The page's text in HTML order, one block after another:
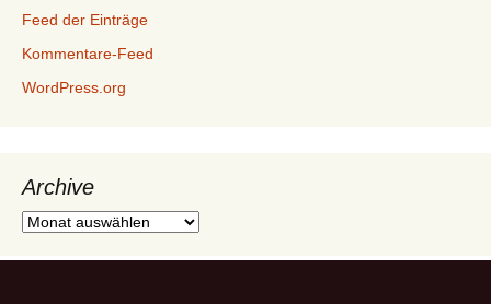
Feed der Einträge
Kommentare-Feed
WordPress.org
Archive
Archive